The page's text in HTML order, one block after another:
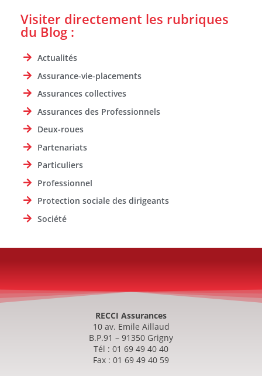
Visiter directement les rubriques
du Blog :
Actualités
Assurance-vie-placements
Assurances collectives
Assurances des Professionnels
Deux-roues
Partenariats
Particuliers
Professionnel
Protection sociale des dirigeants
Société
RECCI Assurances
10 av. Emile Aillaud
B.P.91 – 91350 Grigny
Tél : 01 69 49 40 40
Fax : 01 69 49 40 59